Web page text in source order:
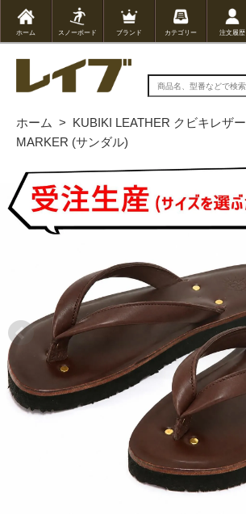
ホーム スノーボード ブランド カテゴリー 注文履歴
ホーム > KUBIKI LEATHER クビキレザー
MARKER (サンダル)